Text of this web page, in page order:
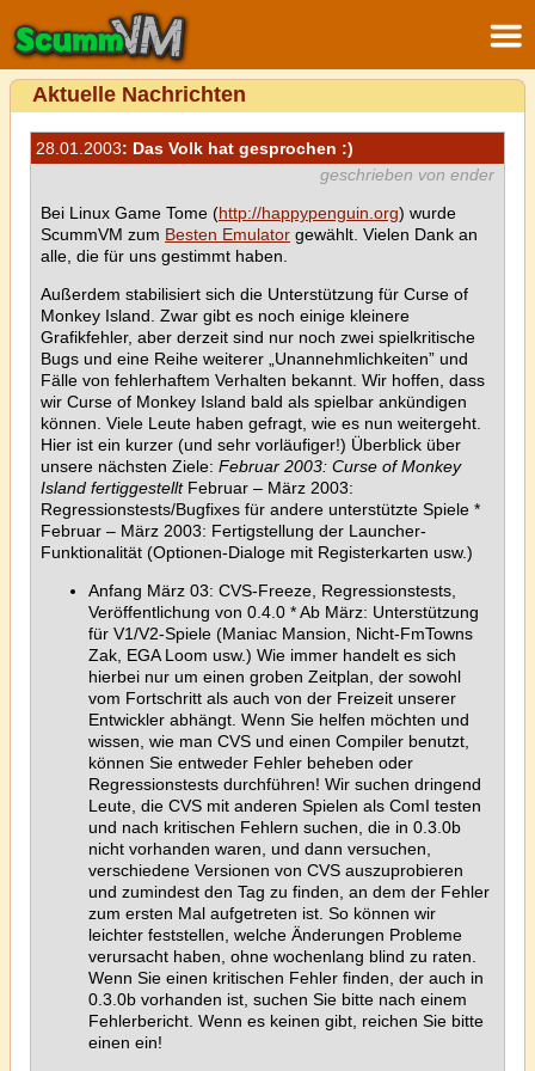
Aktuelle Nachrichten
28.01.2003: Das Volk hat gesprochen :)
geschrieben von ender
Bei Linux Game Tome (http://happypenguin.org) wurde
ScummVM zum Besten Emulator gewählt. Vielen Dank an
alle, die für uns gestimmt haben.
Außerdem stabilisiert sich die Unterstützung für Curse of
Monkey Island. Zwar gibt es noch einige kleinere
Grafikfehler, aber derzeit sind nur noch zwei spielkritische
Bugs und eine Reihe weiterer „Unannehmlichkeiten” und
Fälle von fehlerhaftem Verhalten bekannt. Wir hoffen, dass
wir Curse of Monkey Island bald als spielbar ankündigen
können. Viele Leute haben gefragt, wie es nun weitergeht.
Hier ist ein kurzer (und sehr vorläufiger!) Überblick über
unsere nächsten Ziele: Februar 2003: Curse of Monkey
Island fertiggestellt Februar – März 2003:
Regressionstests/Bugfixes für andere unterstützte Spiele *
Februar – März 2003: Fertigstellung der Launcher-
Funktionalität (Optionen-Dialoge mit Registerkarten usw.)
Anfang März 03: CVS-Freeze, Regressionstests,
Veröffentlichung von 0.4.0 * Ab März: Unterstützung
für V1/V2-Spiele (Maniac Mansion, Nicht-FmTowns
Zak, EGA Loom usw.) Wie immer handelt es sich
hierbei nur um einen groben Zeitplan, der sowohl
vom Fortschritt als auch von der Freizeit unserer
Entwickler abhängt. Wenn Sie helfen möchten und
wissen, wie man CVS und einen Compiler benutzt,
können Sie entweder Fehler beheben oder
Regressionstests durchführen! Wir suchen dringend
Leute, die CVS mit anderen Spielen als ComI testen
und nach kritischen Fehlern suchen, die in 0.3.0b
nicht vorhanden waren, und dann versuchen,
verschiedene Versionen von CVS auszuprobieren
und zumindest den Tag zu finden, an dem der Fehler
zum ersten Mal aufgetreten ist. So können wir
leichter feststellen, welche Änderungen Probleme
verursacht haben, ohne wochenlang blind zu raten.
Wenn Sie einen kritischen Fehler finden, der auch in
0.3.0b vorhanden ist, suchen Sie bitte nach einem
Fehlerbericht. Wenn es keinen gibt, reichen Sie bitte
einen ein!